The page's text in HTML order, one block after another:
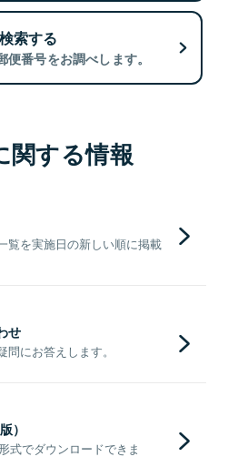
索する
番号をお調べします。
関する情報
覧を実施日の新しい順に掲載
せ
にお答えします。
）
式でダウンロードできま